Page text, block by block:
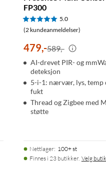
FP300
5.0
(2 kundeanmeldelser)
479,-589,-
AI-drevet PIR- og
deteksjon
5-i-1: nærvær, lys, temp
fukt
Thread og Zigbee med
støtte
Nettlager: 100+ st
Finnes i 23 butikker. Velg